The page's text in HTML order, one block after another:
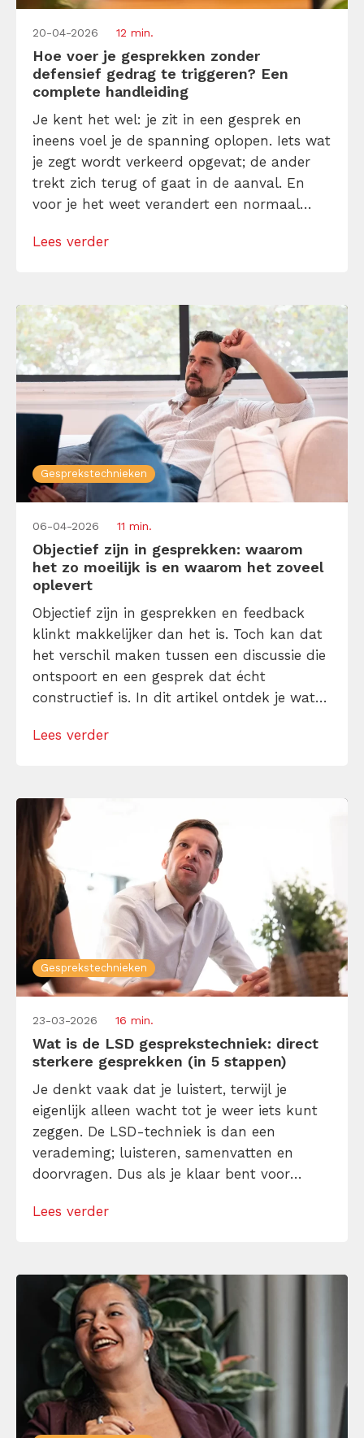
20-04-2026 12 min.
Hoe voer je gesprekken zonder
defensief gedrag te triggeren? Een
complete handleiding
Je kent het wel: je zit in een gesprek en
ineens voel je de spanning oplopen. Iets wat
je zegt wordt verkeerd opgevat; de ander
trekt zich terug of gaat in de aanval. En
voor je het weet verandert een normaal
vermoeiend, frustrerend en (ik ga niet
Lees verder
Gesprekstechnieken
06-04-2026 11 min.
Objectief zijn in gesprekken: waarom
het zo moeilijk is en waarom het zoveel
oplevert
Objectief zijn in gesprekken en feedback
klinkt makkelijker dan het is. Toch kan dat
het verschil maken tussen een discussie die
ontspoort en een gesprek dat écht
constructief is. In dit artikel ontdek je wat
subjectieve aannames herkent (geloof me,
Lees verder
Gesprekstechnieken
23-03-2026 16 min.
Wat is de LSD gesprekstechniek: direct
sterkere gesprekken (in 5 stappen)
Je denkt vaak dat je luistert, terwijl je
eigenlijk alleen wacht tot je weer iets kunt
zeggen. De LSD-techniek is dan een
verademing; luisteren, samenvatten en
doorvragen. Dus als je klaar bent voor
geven, dan is dit een mooi moment om je
Lees verder